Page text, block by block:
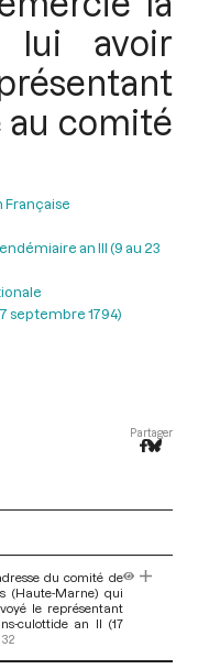
lui avoir
au comité
Française
an III (9 au 23
septembre 1794)
Partager
du comité de
(Haute-Marne) qui
le représentant
culottide an II (17